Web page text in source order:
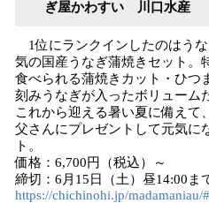
ぎ屋かわすい 川口水産
1位にランクインしたのはう
気の国産うなぎ蒲焼きセット。
食べられる蒲焼きカット・ひつ
刻みうなぎが入ったボリューム
これから迎える暑い夏に備えて
父さんにプレゼントして元気に
ト。
価格：6,700円（税込）～
締切：6月15日（土）昼14:00ま
https://chichinohi.jp/madamaniau/